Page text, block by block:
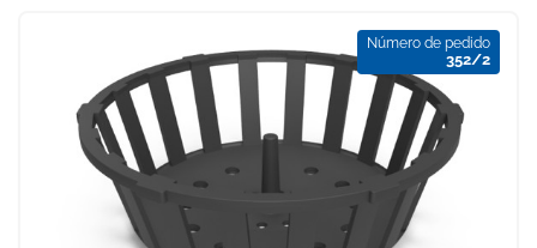
Número de pedido
352/2